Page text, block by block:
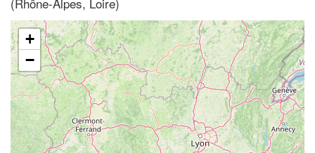
+
−